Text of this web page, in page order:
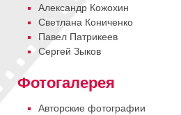
Александр Кожохин
Cветлана Кониченко
Павел Патрикеев
Сергей Зыков
Фотогалерея
Авторские фотографии